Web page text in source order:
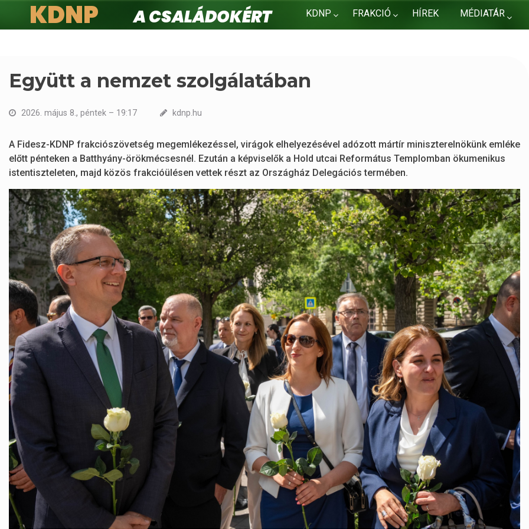
KDNP FRAKCIÓ HÍREK MÉDIATÁR
KDNP
A családokért.
Együtt a nemzet szolgálatában
2026. május 8., péntek – 19:17 kdnp.hu
A Fidesz-KDNP frakciószövetség megemlékezéssel, virágok elhelyezésével adózott mártír miniszterelnökünk emléke
előtt pénteken a Batthyány-örökmécsesnél. Ezután a képviselők a Hold utcai Református Templomban ökumenikus
istentiszteleten, majd közös frakcióülésen vettek részt az Országház Delegációs termében.